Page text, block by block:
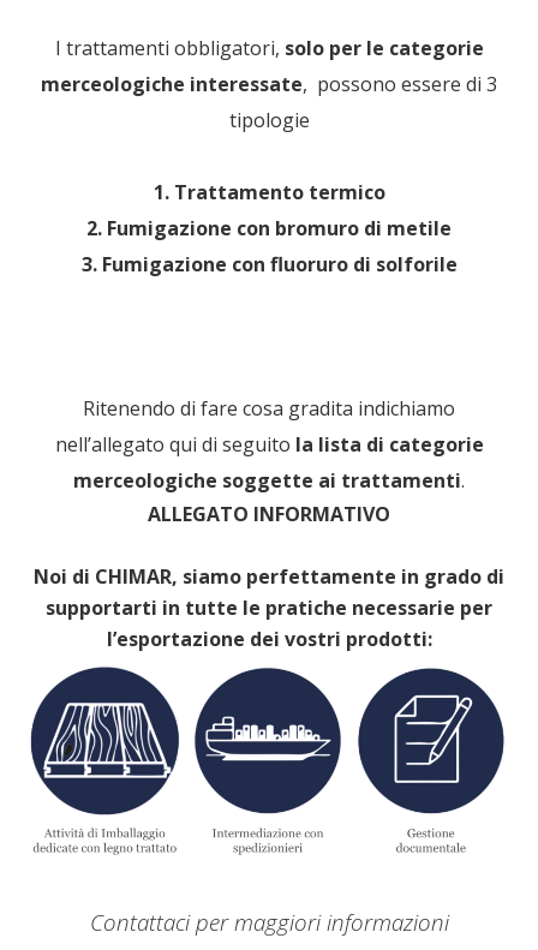
I trattamenti obbligatori, solo per le categorie
merceologiche interessate, possono essere di 3
tipologie
1. Trattamento termico
2. Fumigazione con bromuro di metile
3. Fumigazione con fluoruro di solforile
Ritenendo di fare cosa gradita indichiamo
nell’allegato qui di seguito la lista di categorie
merceologiche soggette ai trattamenti.
ALLEGATO INFORMATIVO
Noi di CHIMAR, siamo perfettamente in grado di
supportarti in tutte le pratiche necessarie per
l’esportazione dei vostri prodotti:
Contattaci per maggiori informazioni